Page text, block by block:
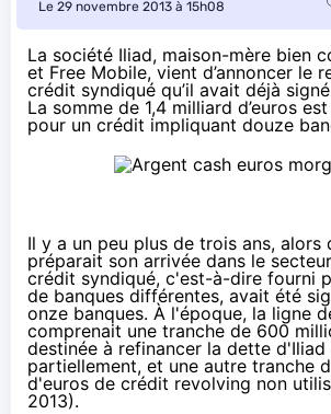
Le 29 novembre 2013 à 15h08
La société Iliad, maison-mère bien
et Free Mobile, vient d’annoncer le
crédit syndiqué qu’il avait déjà
La somme de 1,4 milliard d’euros
pour un crédit impliquant douze
Il y a un peu plus de trois ans, alors
préparait son arrivée dans le
crédit syndiqué, c'est-à-dire fourni
de banques différentes, avait été
onze banques. À l'époque, la ligne
comprenait une tranche de 600
destinée à refinancer la dette
partiellement, et une autre tranche
d'euros de crédit revolving non
2013).